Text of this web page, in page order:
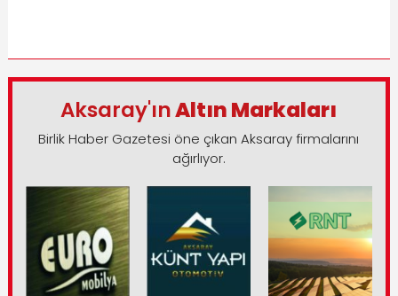
Aksaray'ınAltın Markaları
Birlik Haber Gazetesi öne çıkan Aksaray firmalarını
ağırlıyor.